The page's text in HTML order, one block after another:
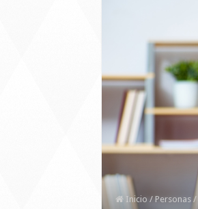
Inicio / Personas /